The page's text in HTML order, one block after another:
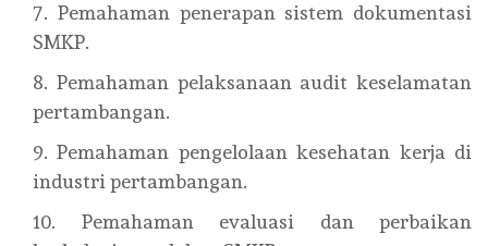
Pemahaman penerapan sistem dokumentasi
SMKP.
Pemahaman pelaksanaan audit keselamatan
pertambangan.
Pemahaman pengelolaan kesehatan kerja di
industri pertambangan.
Pemahaman evaluasi dan perbaikan